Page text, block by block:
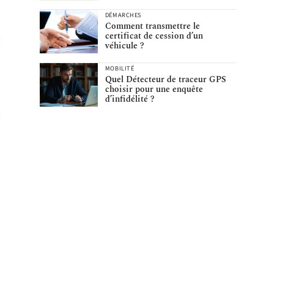
DÉMARCHES
Comment transmettre le
certificat de cession d’un
véhicule ?
MOBILITÉ
Quel Détecteur de traceur GPS
choisir pour une enquête
d’infidélité ?